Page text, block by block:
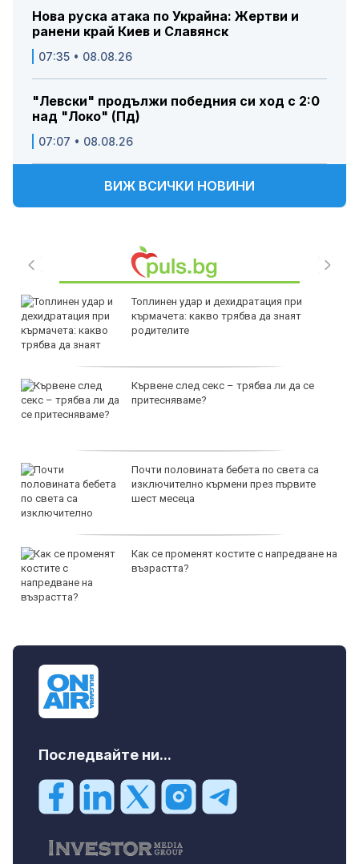
Нова руска атака по Украйна: Жертви и
ранени край Киев и Славянск
07:35 • 08.08.26
"Левски" продължи победния си ход с 2:0
над "Локо" (Пд)
07:07 • 08.08.26
ВИЖ ВСИЧКИ НОВИНИ
Топлинен удар и дехидратация при
кърмачета: какво трябва да знаят
родителите
Кървене след секс – трябва ли да се
притесняваме?
Почти половината бебета по света са
изключително кърмени през първите
шест месеца
Как се променят костите с напредване на
възрастта?
Последвайте ни...